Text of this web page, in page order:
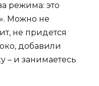
режима: это
Можно не
не придется
добавили
– и занимаетесь